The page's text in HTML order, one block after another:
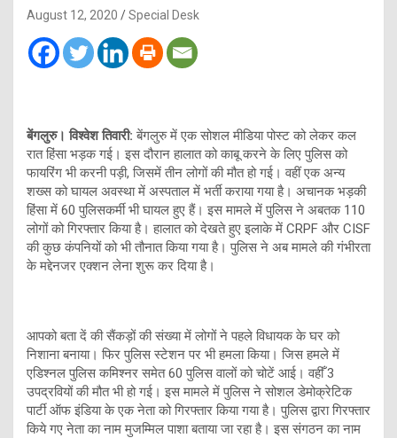
August 12, 2020 Special Desk
बेंगलुरु। विश्वेश तिवारी: बेंगलुरु में एक सोशल मीडिया पोस्ट को लेकर कल
रात हिंसा भड़क गई। इस दौरान हालात को काबू करने के लिए पुलिस को
फायरिंग भी करनी पड़ी, जिसमें तीन लोगों की मौत हो गई। वहीं एक अन्य
शख्स को घायल अवस्था में अस्पताल में भर्ती कराया गया है। अचानक भड़की
हिंसा में 60 पुलिसकर्मी भी घायल हुए हैं। इस मामले में पुलिस ने अबतक 110
लोगों को गिरफ्तार किया है। हालात को देखते हुए इलाके में CRPF और CISF
की कुछ कंपनियों को भी तौनात किया गया है। पुलिस ने अब मामले की गंभीरता
के मद्देनजर एक्शन लेना शुरू कर दिया है।
आपको बता दें की सैंकड़ों की संख्या में लोगों ने पहले विधायक के घर को
निशाना बनाया। फिर पुलिस स्टेशन पर भी हमला किया। जिस हमले में
एडिश्नल पुलिस कमिश्नर समेत 60 पुलिस वालों को चोटें आई। वहीँ 3
उपद्रवियों की मौत भी हो गई। इस मामले में पुलिस ने सोशल डेमोक्रेटिक
पार्टी ऑफ इंडिया के एक नेता को गिरफ्तार किया गया है। पुलिस द्वारा गिरफ्तार
किये गए नेता का नाम मुजम्मिल पाशा बताया जा रहा है। इस संगठन का नाम